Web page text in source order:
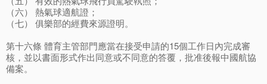
（六） 熱氣球適航證；
（七） 俱樂部的經費來源證明。
第十六條 體育主管部門應當在接受申請的15個工作日內完成審
核，並以書面形式作出同意或不同意的答覆，批准後報中國航協
備案。